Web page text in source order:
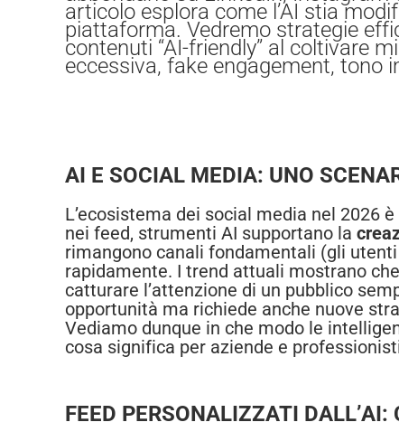
articolo esplora come l’AI stia
piattaforma. Vedremo strategie
contenuti “AI-friendly” al coltivare
eccessiva, fake engagement, tono
AI E SOCIAL MEDIA: UNO
L’ecosistema dei social media nel 2026
nei feed, strumenti AI supportano la
rimangono canali fondamentali (gli
rapidamente. I trend attuali mostrano
catturare l’attenzione di un pubblico
opportunità ma richiede anche nuove
Vediamo dunque in che modo le
cosa significa per aziende e
FEED PERSONALIZZATI